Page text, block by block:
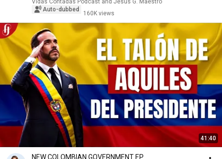
Vidas Contadas Podcast and Jesús G. Maestro
Auto-dubbed
160K views
41:40
NEW COLOMBIAN GOVERNMENT EP